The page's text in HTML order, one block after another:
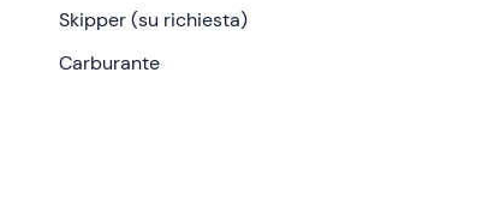
Potrai visitare lacosta del Plemmirio
ad acqua dolce, scaletta per comodo accesso
Skipper (su richiesta)
Carburante